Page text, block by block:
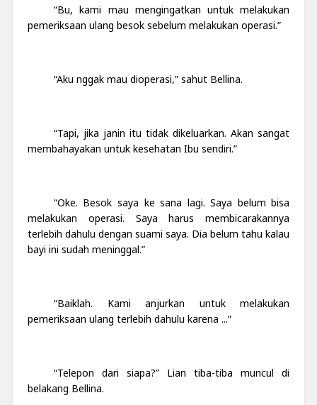
“Bu, kami mau mengingatkan untuk melakukan
pemeriksaan ulang besok sebelum melakukan operasi.”
“Aku nggak mau dioperasi,” sahut Bellina.
“Tapi, jika janin itu tidak dikeluarkan. Akan sangat
membahayakan untuk kesehatan Ibu sendiri.”
“Oke. Besok saya ke sana lagi. Saya belum bisa
melakukan operasi. Saya harus membicarakannya
terlebih dahulu dengan suami saya. Dia belum tahu kalau
bayi ini sudah meninggal.”
“Baiklah. Kami anjurkan untuk melakukan
pemeriksaan ulang terlebih dahulu karena ...”
“Telepon dari siapa?” Lian tiba-tiba muncul di
belakang Bellina.